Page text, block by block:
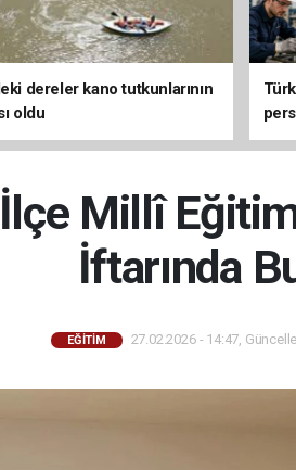
dereler kano tutkunlarının
oldu
Millî
İftarında
EĞİTİM 27.02.2026 - 14:47,